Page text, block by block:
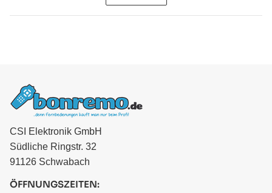
CSI Elektronik GmbH
Südliche Ringstr. 32
91126 Schwabach
ÖFFNUNGSZEITEN: